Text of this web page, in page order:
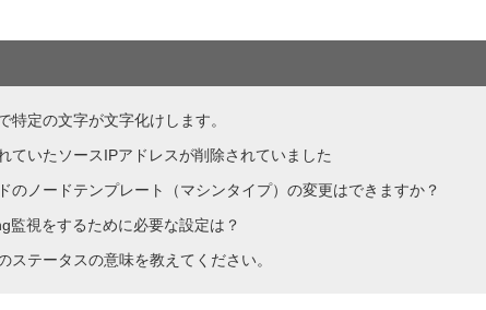
特定の文字が文字化けします。
ていたソースIPアドレスが削除されていました
のノードテンプレート（マシンタイプ）の変更はできますか？
監視をするために必要な設定は？
ステータスの意味を教えてください。